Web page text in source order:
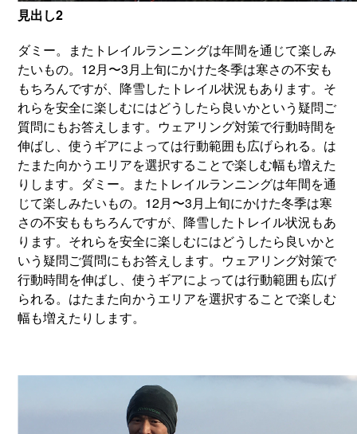
見出し2
ダミー。またトレイルランニングは年間を通じて楽しみ
たいもの。12月〜3月上旬にかけた冬季は寒さの不安も
もちろんですが、降雪したトレイル状況もあります。そ
れらを安全に楽しむにはどうしたら良いかという疑問ご
質問にもお答えします。ウェアリング対策で行動時間を
伸ばし、使うギアによっては行動範囲も広げられる。は
たまた向かうエリアを選択することで楽しむ幅も増えた
りします。ダミー。またトレイルランニングは年間を通
じて楽しみたいもの。12月〜3月上旬にかけた冬季は寒
さの不安ももちろんですが、降雪したトレイル状況もあ
ります。それらを安全に楽しむにはどうしたら良いかと
いう疑問ご質問にもお答えします。ウェアリング対策で
行動時間を伸ばし、使うギアによっては行動範囲も広げ
られる。はたまた向かうエリアを選択することで楽しむ
幅も増えたりします。